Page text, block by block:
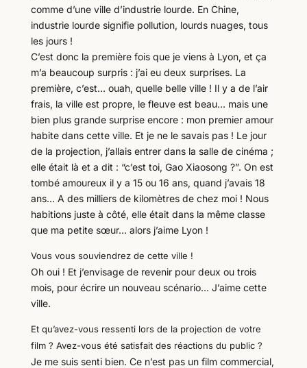
comme d’une ville d’industrie lourde. En Chine,
industrie lourde signifie pollution, lourds nuages, tous
les jours !
C’est donc la première fois que je viens à Lyon, et ça
m’a beaucoup surpris : j’ai eu deux surprises. La
première, c’est… ouah, quelle belle ville ! Il y a de l’air
frais, la ville est propre, le fleuve est beau… mais une
bien plus grande surprise encore : mon premier amour
habite dans cette ville. Et je ne le savais pas ! Le jour
de la projection, j’allais entrer dans la salle de cinéma ;
elle était là et a dit : “c’est toi, Gao Xiaosong ?”. On est
tombé amoureux il y a 15 ou 16 ans, quand j’avais 18
ans… A des milliers de kilomètres de chez moi ! Nous
habitions juste à côté, elle était dans la même classe
que ma petite sœur… alors j’aime Lyon !
Vous vous souviendrez de cette ville !
Oh oui ! Et j’envisage de revenir pour deux ou trois
mois, pour écrire un nouveau scénario… J’aime cette
ville.
Et qu’avez-vous ressenti lors de la projection de votre
film ? Avez-vous été satisfait des réactions du public ?
Je me suis senti bien. Ce n’est pas un film commercial,